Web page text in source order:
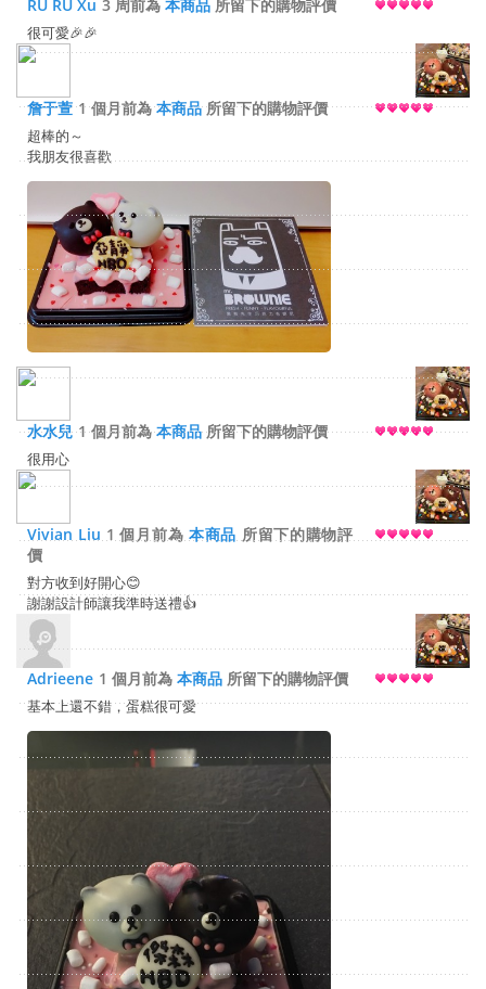
RU RU Xu 3 周前為 本商品 所留下的購物評價
很可愛🎉🎉
詹于萱 1 個月前為本商品所留下的購物評價
超棒的～
我朋友很喜歡
水水兒 1 個月前為本商品所留下的購物評價
很用心
Vivian Liu 1 個月前為 本商品 所留下的購物評
價
對方收到好開心😊
謝謝設計師讓我準時送禮👍
Adrieene 1 個月前為 本商品 所留下的購物評價
基本上還不錯，蛋糕很可愛